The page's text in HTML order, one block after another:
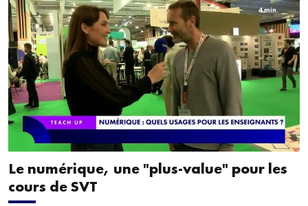
4 min.
Le numérique, une "plus-value" pour les
cours de SVT